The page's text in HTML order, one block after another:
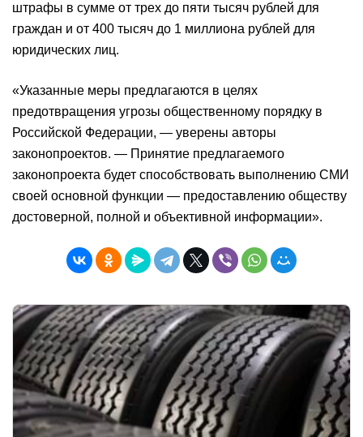
штрафы в сумме от трех до пяти тысяч рублей для
граждан и от 400 тысяч до 1 миллиона рублей для
юридических лиц.
«Указанные меры предлагаются в целях
предотвращения угрозы общественному порядку в
Российской Федерации, — уверены авторы
законопроектов. — Принятие предлагаемого
законопроекта будет способствовать выполнению СМИ
своей основной функции — предоставлению обществу
достоверной, полной и объективной информации».